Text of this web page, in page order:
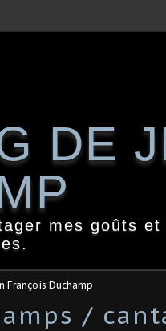
DE
mes goûts
François Duchamp
/